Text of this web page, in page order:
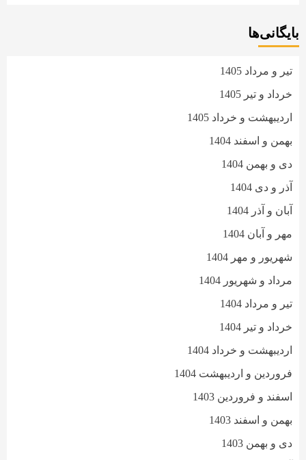
بایگانی‌ها
تیر و مرداد 1405
خرداد و تیر 1405
اردیبهشت و خرداد 1405
بهمن و اسفند 1404
دی و بهمن 1404
آذر و دی 1404
آبان و آذر 1404
مهر و آبان 1404
شهریور و مهر 1404
مرداد و شهریور 1404
تیر و مرداد 1404
خرداد و تیر 1404
اردیبهشت و خرداد 1404
فروردین و اردیبهشت 1404
اسفند و فروردین 1403
بهمن و اسفند 1403
دی و بهمن 1403